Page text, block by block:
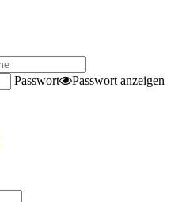
Passwort
Passwort anzeigen